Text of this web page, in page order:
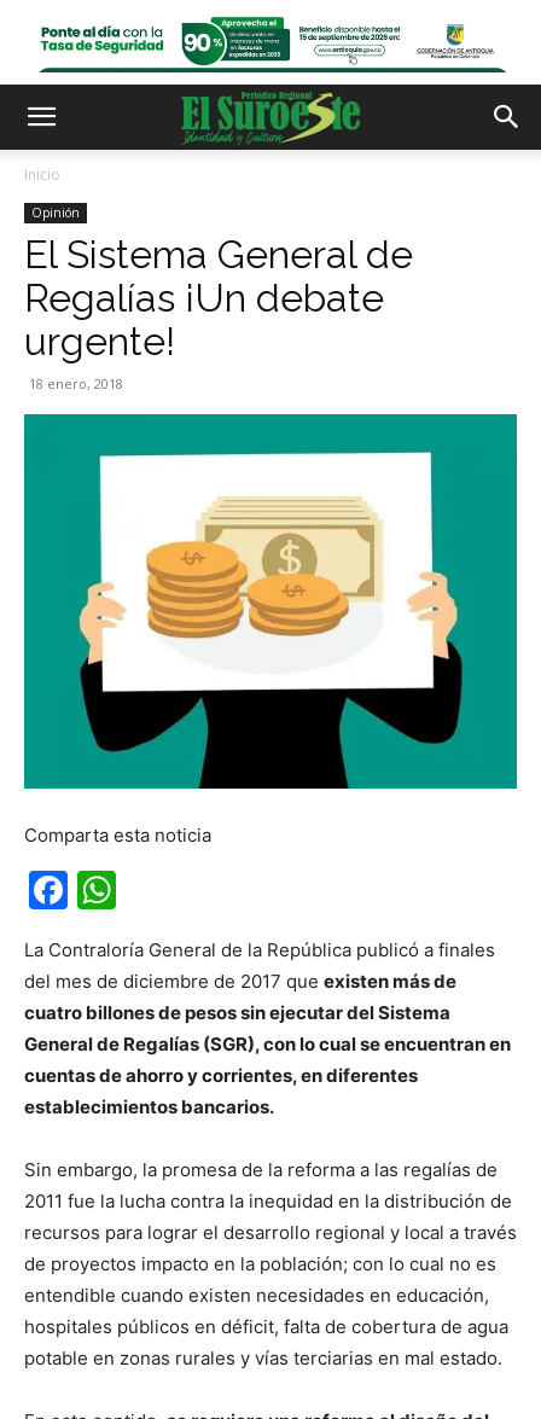
Inicio
Opinión
El Sistema General de
Regalías ¡Un debate
urgente!
18 enero, 2018
Comparta esta noticia
Facebook
La Contraloría General de la República publicó a finales
del mes de diciembre de 2017 que existen más de
cuatro billones de pesos sin ejecutar del Sistema
General de Regalías (SGR), con lo cual se encuentran en
cuentas de ahorro y corrientes, en diferentes
establecimientos bancarios.
Sin embargo, la promesa de la reforma a las regalías de
2011 fue la lucha contra la inequidad en la distribución de
recursos para lograr el desarrollo regional y local a través
de proyectos impacto en la población; con lo cual no es
entendible cuando existen necesidades en educación,
hospitales públicos en déficit, falta de cobertura de agua
potable en zonas rurales y vías terciarias en mal estado.